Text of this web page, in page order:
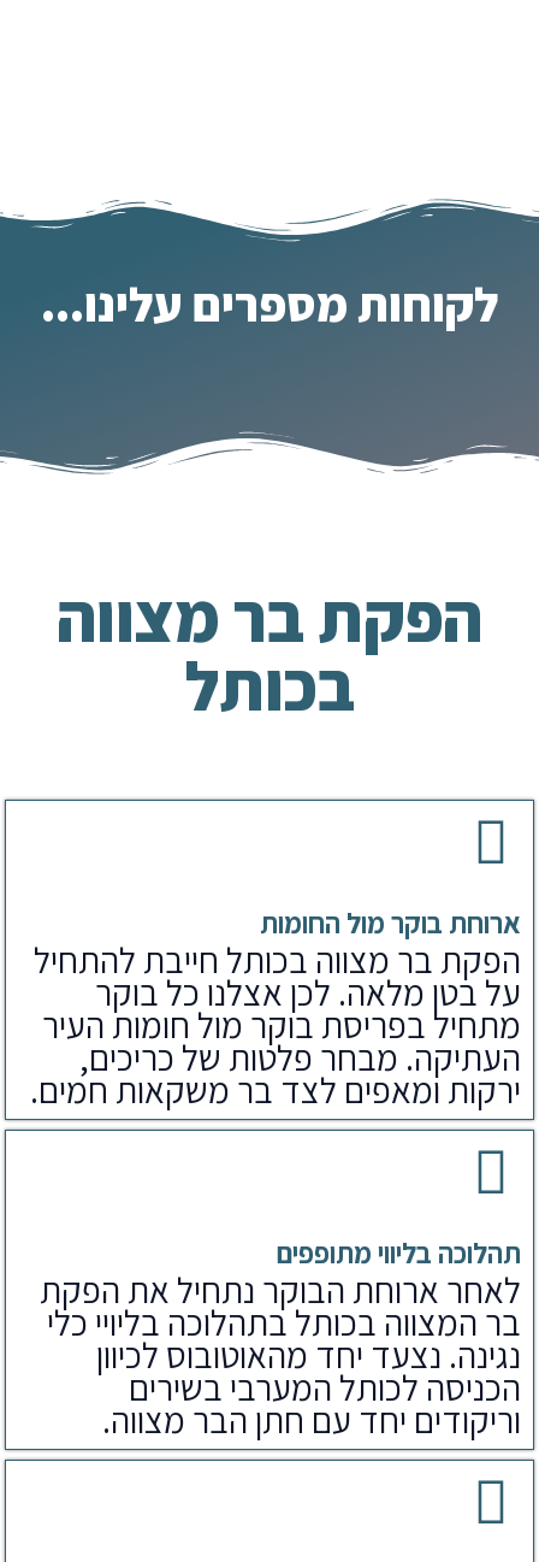
לקוחות מספרים עלינו...
הפקת בר מצווה
בכותל
ארוחת בוקר מול החומות
הפקת בר מצווה בכותל חייבת להתחיל
על בטן מלאה. לכן אצלנו כל בוקר
מתחיל בפריסת בוקר מול חומות העיר
העתיקה. מבחר פלטות של כריכים,
ירקות ומאפים לצד בר משקאות חמים.
תהלוכה בליווי מתופפים
לאחר ארוחת הבוקר נתחיל את הפקת
בר המצווה בכותל בתהלוכה בליויי כלי
נגינה. נצעד יחד מהאוטובוס לכיוון
הכניסה לכותל המערבי בשירים
וריקודים יחד עם חתן הבר מצווה.